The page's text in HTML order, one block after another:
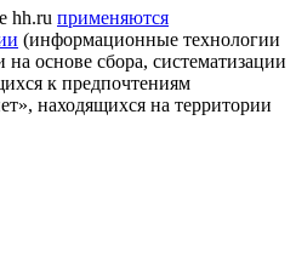
hh.ru применяются
(информационные технологии
основе сбора, систематизации
к предпочтениям
находящихся на территории